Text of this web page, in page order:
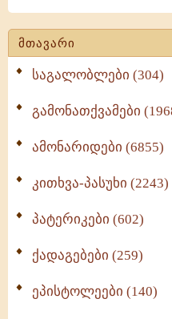
მთავარი
საგალობლები (304)
გამონათქვამები
ამონარიდები (6855)
კითხვა-პასუხი (2243)
პატერიკები (602)
ქადაგებები (259)
ეპისტოლეები (140)